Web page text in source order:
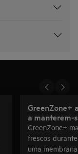
GreenZone+
a manterem-
GreenZone+
frescos
uma